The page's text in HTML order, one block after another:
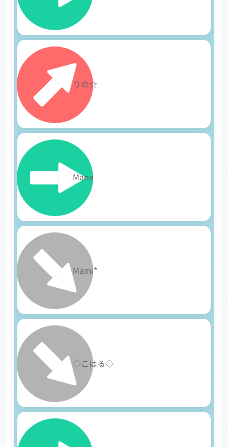
りの☆
Mana
Mami*
◇こはる◇